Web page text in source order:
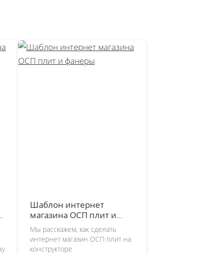
Шаблон интернет
магазина ОСП плит и
фанеры
Мы расскажем, как сделать
интернет магазин ОСП плит на
конструкторе